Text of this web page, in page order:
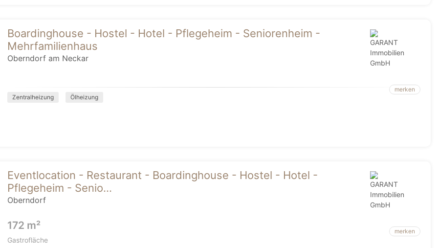
Boardinghouse - Hostel - Hotel - Pflegeheim - Seniorenheim -
Mehrfamilienhaus
Oberndorf am Neckar
merken
Zentralheizung
Ölheizung
Eventlocation - Restaurant - Boardinghouse - Hostel - Hotel -
Pflegeheim - Senio...
Oberndorf
172 m²
Gastrofläche
merken